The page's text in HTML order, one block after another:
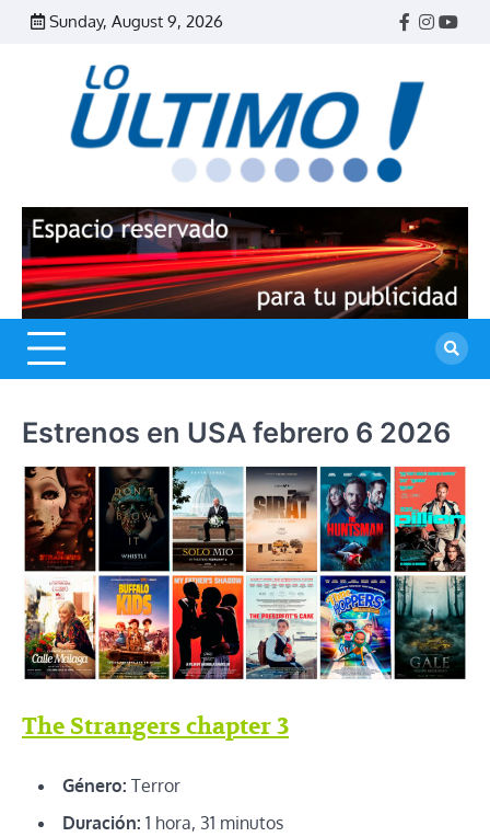
Skip
Sunday, August 9, 2026
Facebook
Estrenos en USA febrero 6 2026
The Strangers chapter 3
Género: Terror
Duración: 1 hora, 31 minutos